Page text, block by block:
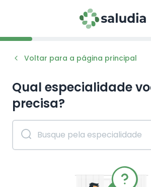
Voltar para a página principal
Qual especialidade
precisa?